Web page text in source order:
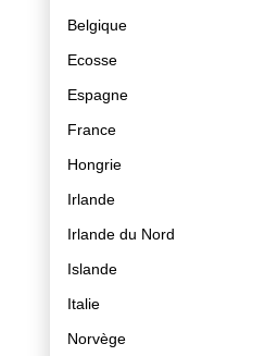
Belgique
Ecosse
Espagne
France
Hongrie
Irlande
Irlande du Nord
Islande
Italie
Norvège